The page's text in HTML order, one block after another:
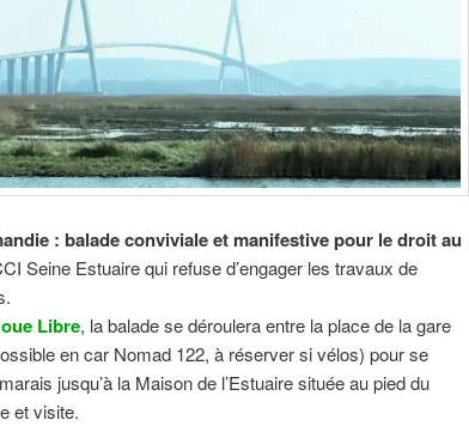
: balade conviviale et manifestivepour le droit au
Seine Estuaire qui refuse d’engager les travaux de
Libre, la balade se déroulera entre la place de la gare
en car Nomad 122, à réserver si vélos) pour se
jusqu’à la Maison de l’Estuaire située au pied du
et visite.